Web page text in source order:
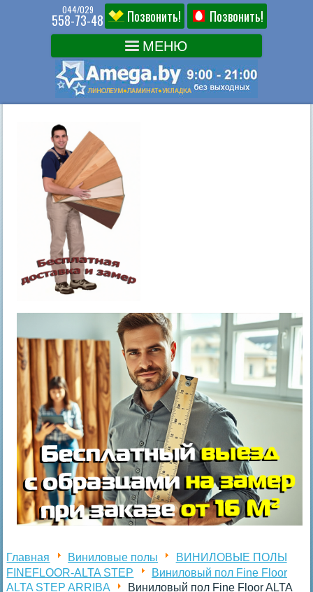
044/029
558-73-48 Позвонить! Позвонить!
Главная Виниловые полы
ВИНИЛОВЫЕ ПОЛЫ
FINEFLOOR-ALTA STEP
Виниловый пол Fine Floor
ALTA STEP ARRIBA
Виниловый пол Fine Floor ALTA